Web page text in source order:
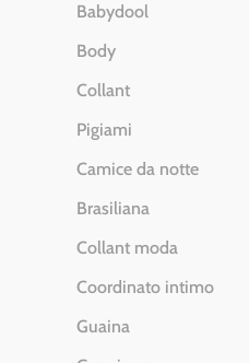
Babydool
Body
Collant
Pigiami
Camice da notte
Brasiliana
Collant moda
Coordinato intimo
Guaina